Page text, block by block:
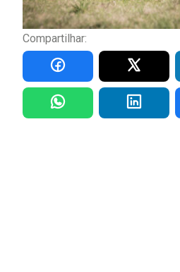
Compartilhar: